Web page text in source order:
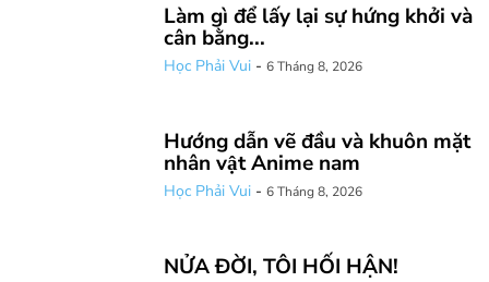
Làm gì để lấy lại sự hứng khởi và
cân bằng...
Học Phải Vui - 6 Tháng 8, 2026
Hướng dẫn vẽ đầu và khuôn mặt
nhân vật Anime nam
Học Phải Vui - 6 Tháng 8, 2026
NỬA ĐỜI, TÔI HỐI HẬN!